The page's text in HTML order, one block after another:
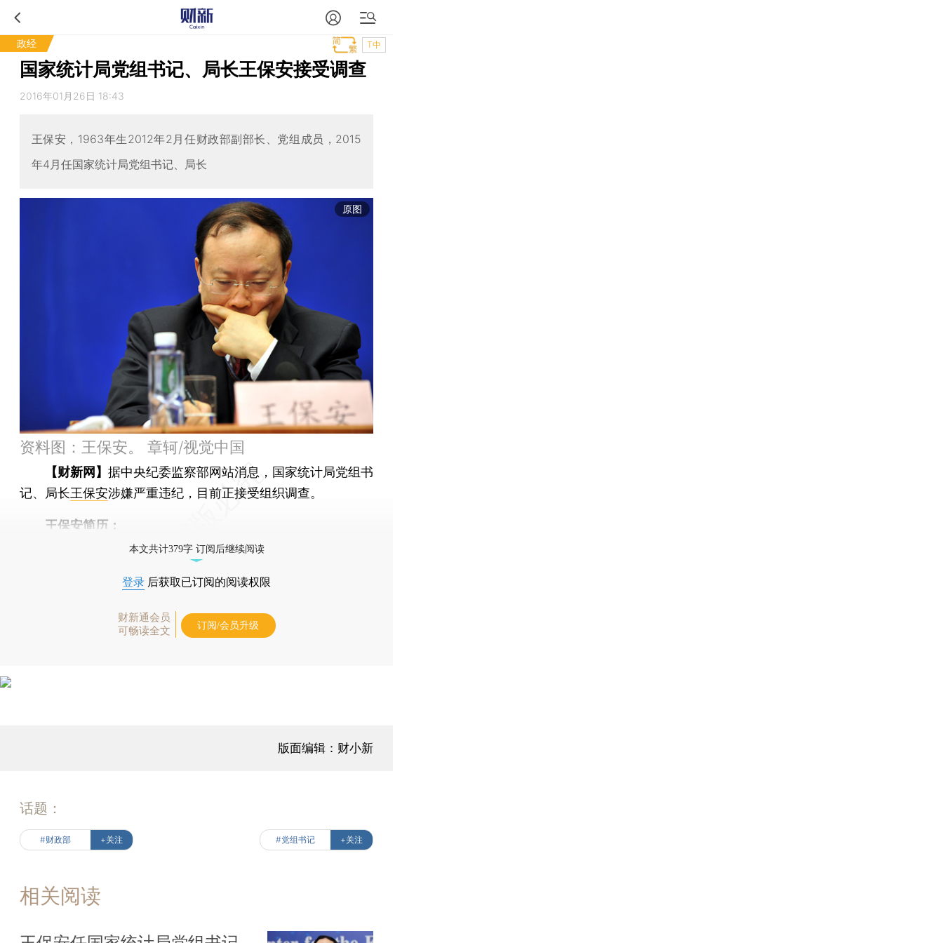
政经 T中
国家统计局党组书记、局长王保安接受调查
2016年01月26日 18:43
王保安，1963年生2012年2月任财政部副部长、党组成员，2015
年4月任国家统计局党组书记、局长
原图
资料图：王保安。 章轲/视觉中国
【财新网】 据中央纪委监察部网站消息，国家统计局党组书
记、局长王保安涉嫌严重违纪，目前正接受组织调查。
王保安简历：
本文共计379字 订阅后继续阅读
登录 后获取已订阅的阅读权限
财新通会员
可畅读全文
订阅/会员升级
版面编辑：财小新
话题：
#财政部 +关注 #党组书记 +关注
相关阅读